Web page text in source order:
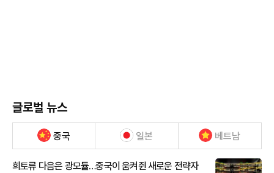
글로벌 뉴스
중국 일본 베트남
희토류 다음은 광모듈…중국이 움켜쥔 새로운 전략자